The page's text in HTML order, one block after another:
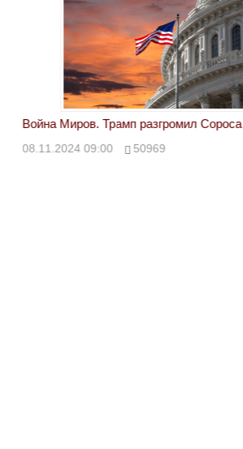
Война Миров. Трамп разгромил Сороса
08.11.2024 09:00 50969